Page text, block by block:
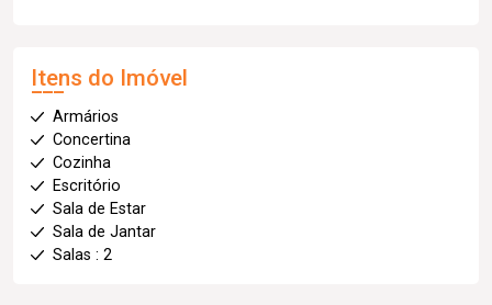
Itens do Imóvel
Armários
Concertina
Cozinha
Escritório
Sala de Estar
Sala de Jantar
Salas : 2